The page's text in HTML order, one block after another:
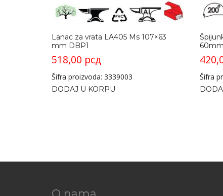
Lanac za vrata LA405 Ms 107×63
mm DBP1
518,00 рсд
Šifra proizvoda: 3339003
DODAJ U KORPU
Šifra